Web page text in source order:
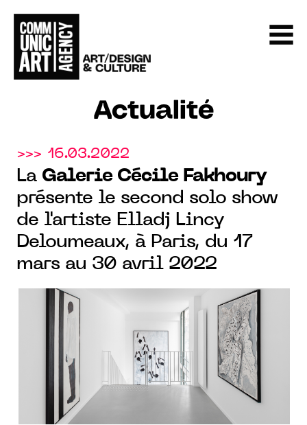
Actualité
>>> 16.03.2022
La Galerie Cécile Fakhoury
présente le second solo show
de l'artiste Elladj Lincy
Deloumeaux, à Paris, du 17
mars au 30 avril 2022